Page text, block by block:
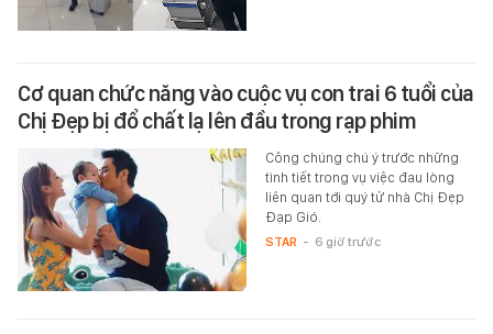
Cơ quan chức năng vào cuộc vụ con trai 6 tuổi của
Chị Đẹp bị đổ chất lạ lên đầu trong rạp phim
Công chúng chú ý trước những
tình tiết trong vụ việc đau lòng
liên quan tới quý tử nhà Chị Đẹp
Đạp Gió.
STAR - 6 giờ trước